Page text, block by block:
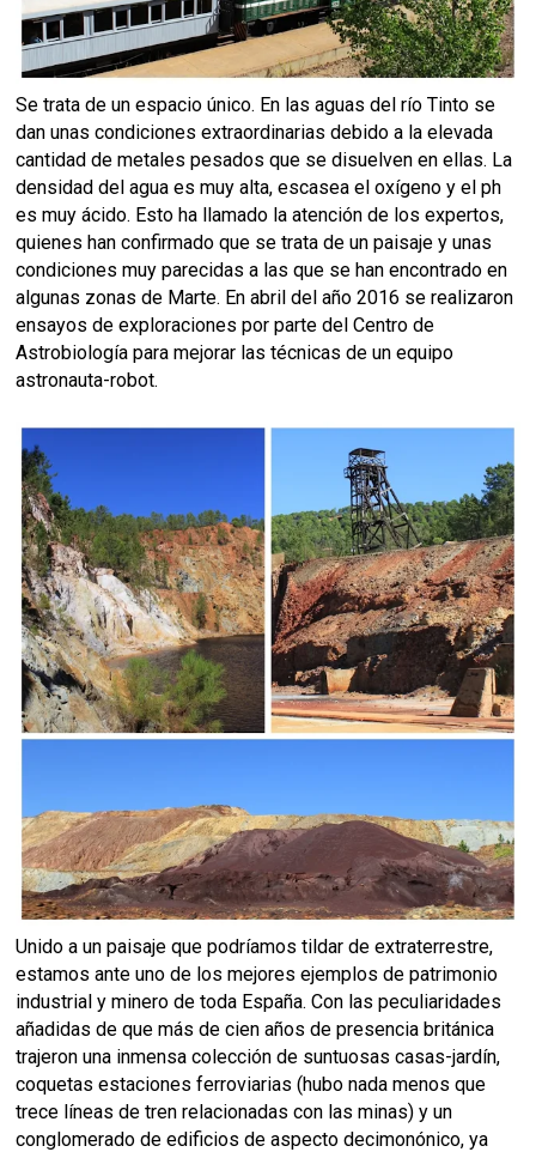
Se trata de un espacio único. En las aguas del río Tinto se
dan unas condiciones extraordinarias debido a la elevada
cantidad de metales pesados que se disuelven en ellas. La
densidad del agua es muy alta, escasea el oxígeno y el ph
es muy ácido. Esto ha llamado la atención de los expertos,
quienes han confirmado que se trata de un paisaje y unas
condiciones muy parecidas a las que se han encontrado en
algunas zonas de Marte. En abril del año 2016 se realizaron
ensayos de exploraciones por parte del Centro de
Astrobiología para mejorar las técnicas de un equipo
astronauta-robot.
Unido a un paisaje que podríamos tildar de extraterrestre,
estamos ante uno de los mejores ejemplos de patrimonio
industrial y minero de toda España. Con las peculiaridades
añadidas de que más de cien años de presencia británica
trajeron una inmensa colección de suntuosas casas-jardín,
coquetas estaciones ferroviarias (hubo nada menos que
trece líneas de tren relacionadas con las minas) y un
conglomerado de edificios de aspecto decimonónico, ya